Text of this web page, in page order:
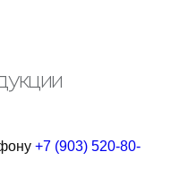
+7 (903) 520-80-